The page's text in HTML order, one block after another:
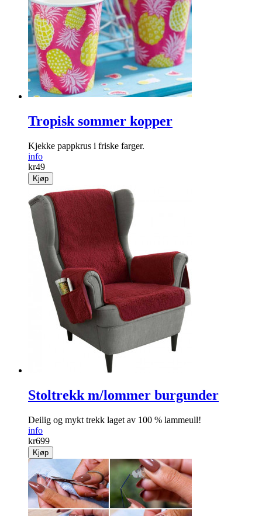
Tropisk sommer kopper
Kjekke pappkrus i friske farger.
info
kr49
Kjøp
Stoltrekk m/lommer burgunder
Deilig og mykt trekk laget av 100 % lammeull!
info
kr699
Kjøp